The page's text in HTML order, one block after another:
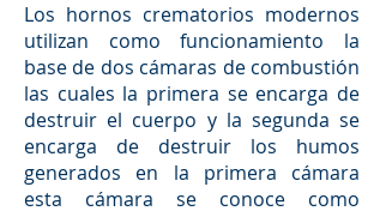
Los hornos crematorios modernos
utilizan como funcionamiento la
base de dos cámaras de combustión
las cuales la primera se encarga de
destruir el cuerpo y la segunda se
encarga de destruir los humos
generados en la primera cámara
esta cámara se conoce como